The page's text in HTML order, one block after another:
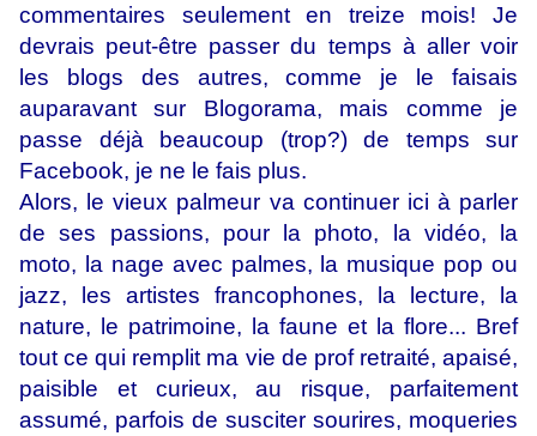
commentaires seulement en treize mois! Je
devrais peut-être passer du temps à aller voir
les blogs des autres, comme je le faisais
auparavant sur Blogorama, mais comme je
passe déjà beaucoup (trop?) de temps sur
Facebook, je ne le fais plus.
Alors, le vieux palmeur va continuer ici à parler
de ses passions, pour la photo, la vidéo, la
moto, la nage avec palmes, la musique pop ou
jazz, les artistes francophones, la lecture, la
nature, le patrimoine, la faune et la flore... Bref
tout ce qui remplit ma vie de prof retraité, apaisé,
paisible et curieux, au risque, parfaitement
assumé, parfois de susciter sourires, moqueries